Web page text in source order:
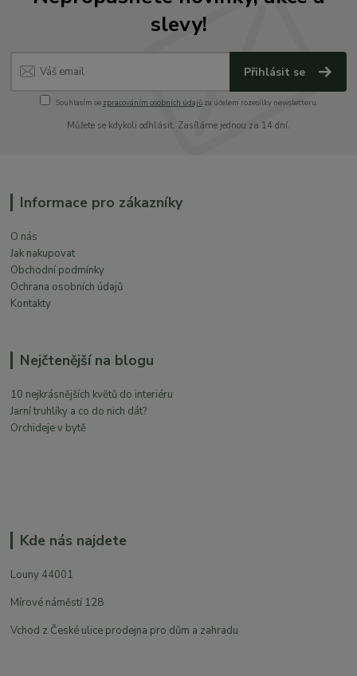
slevy!
Přihlásit se
Souhlasím se zpracováním osobních údajůza účelem rozesílky newsletteru.
Můžete se kdykoli odhlásit. Zasíláme jednou za 14 dní.
Informace pro zákazníky
O nás
Jak nakupovat
Obchodní podmínky
Ochrana osobních údajů
Kontakty
Nejčtenější na blogu
10 nejkrásnějších květů do interiéru
Jarní truhlíky a co do nich dát?
Orchideje v bytě
Kde nás najdete
Louny 44001
Mírové náměstí 128
Vchod z České ulice prodejna pro dům a zahradu